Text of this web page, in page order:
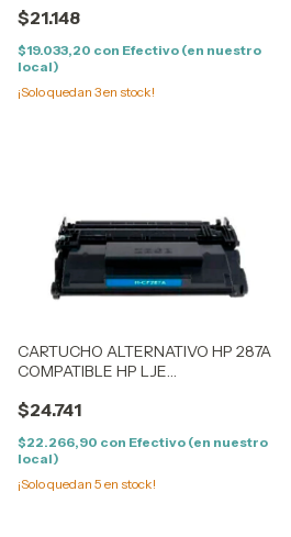
1513/14/1515/16/17/18/19 - CM
1411/12/13/15/16/17/18
$21.148
$19.033,20 con Efectivo (en nuestro
local)
¡Solo quedan 3en stock!
CARTUCHO ALTERNATIVO HP 287A
COMPATIBLE HP LJE
FLOW M527Z/DN/F/C
$24.741
$22.266,90 con Efectivo (en nuestro
local)
¡Solo quedan 5 en stock!